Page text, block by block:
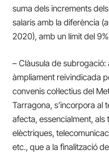
suma dels increments
salaris amb la diferència
2020), amb un límit del
– Clàusula de subrogació:
àmpliament reivindicada
convenis col·lectius del
Tarragona, s’incorpora al
afecta, essencialment, als
elèctriques,
etc., que a la finalització